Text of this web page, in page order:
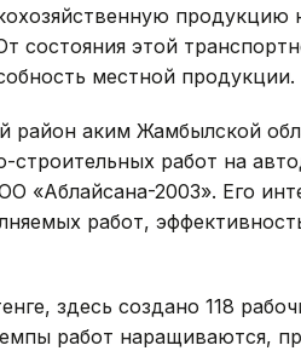
продукцию
состояния этой
местной продукции.
район аким Жамбылской
работ на
«Аблайсана-2003». Его
работ,
здесь создано 118
работ наращиваются,